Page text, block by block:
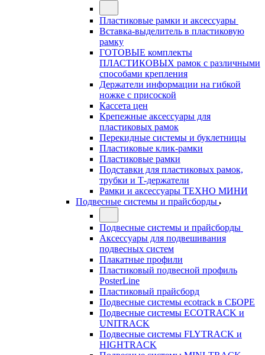
Пластиковые рамки и аксессуары
Вставка-выделитель в пластиковую
рамку
ГОТОВЫЕ комплекты
ПЛАСТИКОВЫХ рамок с различными
способами крепления
Держатели информации на гибкой
ножке с присоской
Кассета цен
Крепежные аксессуары для
пластиковых рамок
Перекидные системы и буклетницы
Пластиковые клик-рамки
Пластиковые рамки
Подставки для пластиковых рамок,
трубки и Т-держатели
Рамки и аксессуары ТЕХНО МИНИ
Подвесные системы и прайсборды
Подвесные системы и прайсборды
Аксессуары для подвешивания
подвесных систем
Плакатные профили
Пластиковый подвесной профиль
PosterLine
Пластиковый прайсборд
Подвесные системы ecotrack в СБОРЕ
Подвесные системы ECOTRACK и
UNITRACK
Подвесные системы FLYTRACK и
HIGHTRACK